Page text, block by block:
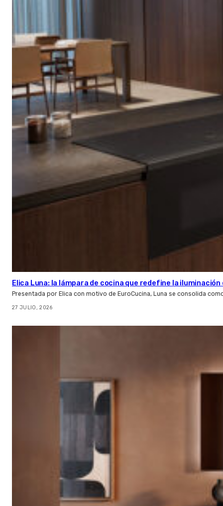
Elica Luna: la lámpara de cocina que redefine la
Presentada por Elica con motivo de EuroCucina, Luna se consolida
27 JULIO, 2026